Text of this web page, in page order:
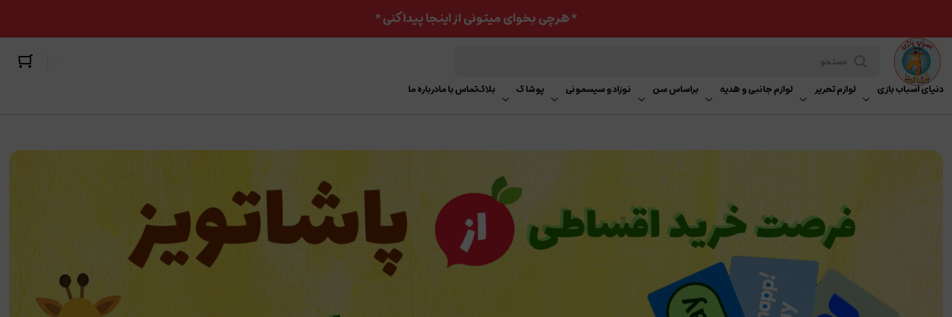
* هرچی بخوای میتونی از اینجا پیدا کنی *
دنیای اسباب بازی لوازم تحریر لوازم جانبی و هدیه براساس سن نوزاد و سیسمونی پوشاک بلاگتماس با مادرباره ما